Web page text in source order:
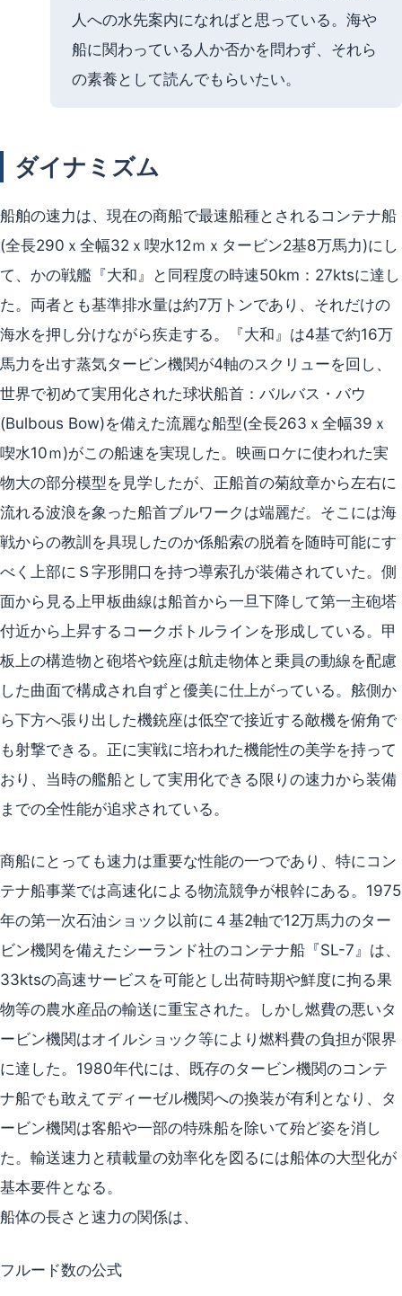
人への水先案内になればと思っている。海や
船に関わっている人か否かを問わず、それら
の素養として読んでもらいたい。
ダイナミズム
船舶の速力は、現在の商船で最速船種とされるコンテナ船
(全長290ｘ全幅32ｘ喫水12ｍｘタービン2基8万馬力)にし
て、かの戦艦『大和』と同程度の時速50km：27ktsに達し
た。両者とも基準排水量は約7万トンであり、それだけの
海水を押し分けながら疾走する。『大和』は4基で約16万
馬力を出す蒸気タービン機関が4軸のスクリューを回し、
世界で初めて実用化された球状船首：バルバス・バウ
(Bulbous Bow)を備えた流麗な船型(全長263ｘ全幅39ｘ
喫水10ｍ)がこの船速を実現した。映画ロケに使われた実
物大の部分模型を見学したが、正船首の菊紋章から左右に
流れる波浪を象った船首ブルワークは端麗だ。そこには海
戦からの教訓を具現したのか係船索の脱着を随時可能にす
べく上部にＳ字形開口を持つ導索孔が装備されていた。側
面から見る上甲板曲線は船首から一旦下降して第一主砲塔
付近から上昇するコークボトルラインを形成している。甲
板上の構造物と砲塔や銃座は航走物体と乗員の動線を配慮
した曲面で構成され自ずと優美に仕上がっている。舷側か
ら下方へ張り出した機銃座は低空で接近する敵機を俯角で
も射撃できる。正に実戦に培われた機能性の美学を持って
おり、当時の艦船として実用化できる限りの速力から装備
までの全性能が追求されている。
商船にとっても速力は重要な性能の一つであり、特にコン
テナ船事業では高速化による物流競争が根幹にある。1975
年の第一次石油ショック以前に４基2軸で12万馬力のター
ビン機関を備えたシーランド社のコンテナ船『SL-7』は、
33ktsの高速サービスを可能とし出荷時期や鮮度に拘る果
物等の農水産品の輸送に重宝された。しかし燃費の悪いタ
ービン機関はオイルショック等により燃料費の負担が限界
に達した。1980年代には、既存のタービン機関のコンテ
ナ船でも敢えてディーゼル機関への換装が有利となり、タ
ービン機関は客船や一部の特殊船を除いて殆ど姿を消し
た。輸送速力と積載量の効率化を図るには船体の大型化が
基本要件となる。
船体の長さと速力の関係は、
フルード数の公式